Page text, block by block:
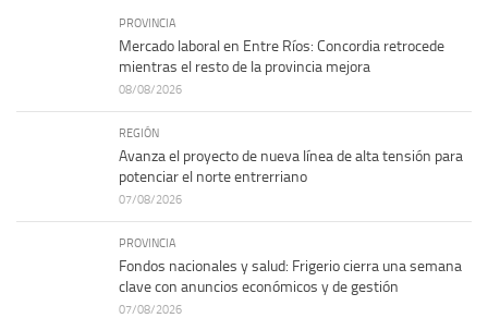
PROVINCIA
Mercado laboral en Entre Ríos: Concordia retrocede
mientras el resto de la provincia mejora
08/08/2026
REGIÓN
Avanza el proyecto de nueva línea de alta tensión para
potenciar el norte entrerriano
07/08/2026
PROVINCIA
Fondos nacionales y salud: Frigerio cierra una semana
clave con anuncios económicos y de gestión
07/08/2026